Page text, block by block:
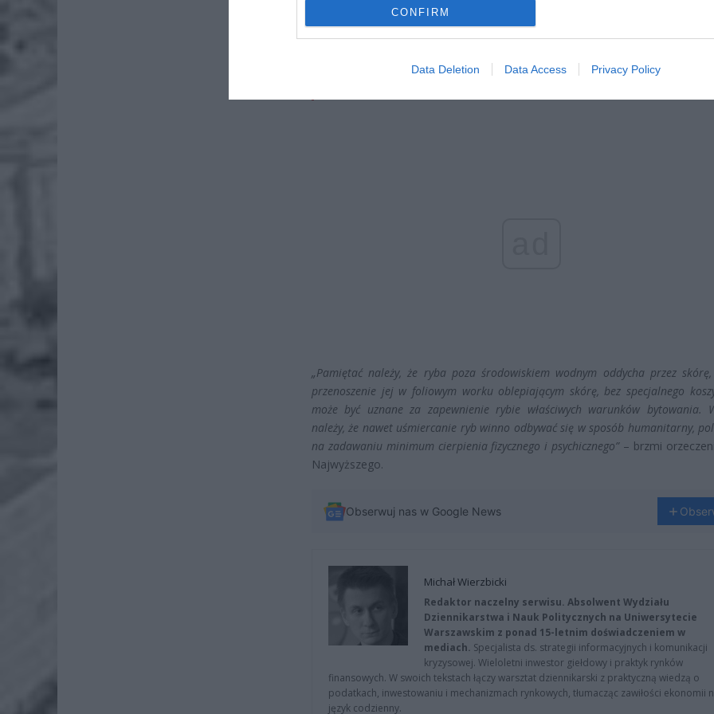
CONFIRM
Data Deletion Data Access Privacy Policy
Wnioski wciąż można składać
„Pamiętać należy, że ryba poza środowiskiem wodnym oddycha przez
przenoszenie jej w foliowym worku oblepiającym skórę, bez specjalnego
może być uznane za zapewnienie rybie właściwych warunków bytowania.
należy, że nawet uśmiercanie ryb winno odbywać się w sposób humanitarny,
na zadawaniu minimum cierpienia fizycznego i psychicznego”– brzmi
Najwyższego.
Obserwuj nas w Google News
Michał Wierzbicki
Redaktor naczelny serwisu. Absolwent Wydziału
Dziennikarstwa i Nauk Politycznych na Uniwersytecie
Warszawskim z ponad 15-letnim doświadczeniem w
mediach. Specjalista ds. strategii informacyjnych i komunikacji
kryzysowej. Wieloletni inwestor giełdowy i praktyk rynków
finansowych. W swoich tekstach łączy warsztat dziennikarski z praktyczną wiedzą o
podatkach, inwestowaniu i mechanizmach rynkowych, tłumacząc zawiłości ekonomii
język codzienny.